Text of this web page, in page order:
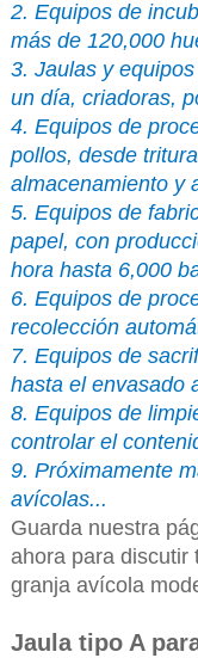
2. Equipos de
más de 120,000
3. Jaulas y
un día, criadoras,
4. Equipos de
pollos, desde
almacenamiento y
5. Equipos de
papel, con
hora hasta 6,000
6. Equipos de
recolección
7. Equipos de
hasta el envasado
8. Equipos de
controlar el
9. Próximamente
avícolas...
Guarda nuestra
ahora para discutir
granja avícola
Jaula tipo A